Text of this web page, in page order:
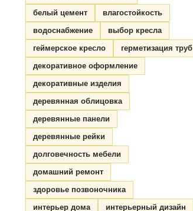
белый цемент
влагостойкость
водоснабжение
выбор кресла
геймерское кресло
герметизация труб
декоративное оформление
декоративные изделия
деревянная облицовка
деревянные панели
деревянные рейки
долговечность мебели
домашний ремонт
здоровье позвоночника
интерьер дома
интерьерный дизайн